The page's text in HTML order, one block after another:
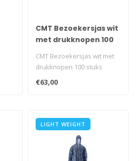
CMT Bezoekersjas wit
met drukknopen 100
CMT Bezoekersjas wit met
drukknopen 100 stuks
€63,00
LIGHT WEIGHT